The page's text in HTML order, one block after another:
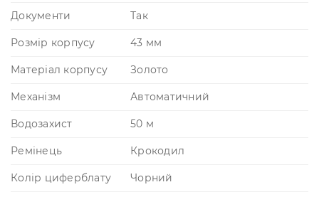
Документи Так
Розмір корпусу 43 мм
Матеріал корпусу Золото
Механізм Автоматичний
Водозахист 50 м
Ремінець Крокодил
Колір циферблату Чорний